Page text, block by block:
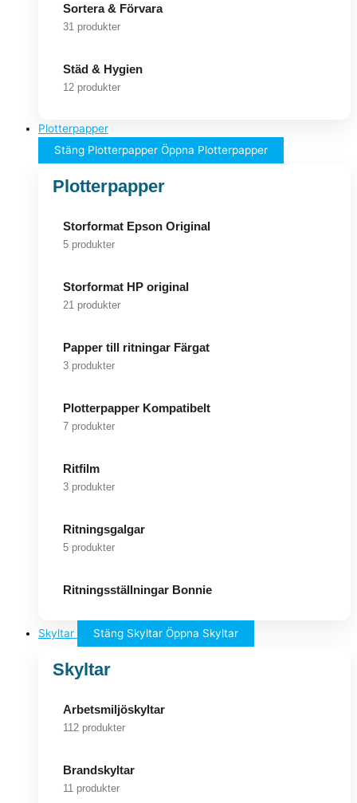
Sortera & Förvara
31 produkter
Städ & Hygien
12 produkter
Plotterpapper
Stäng Plotterpapper Öppna Plotterpapper
Plotterpapper
Storformat Epson Original
5 produkter
Storformat HP original
21 produkter
Papper till ritningar Färgat
3 produkter
Plotterpapper Kompatibelt
7 produkter
Ritfilm
3 produkter
Ritningsgalgar
5 produkter
Ritningsställningar Bonnie
Skyltar Stäng Skyltar Öppna Skyltar
Skyltar
Arbetsmiljöskyltar
112 produkter
Brandskyltar
11 produkter